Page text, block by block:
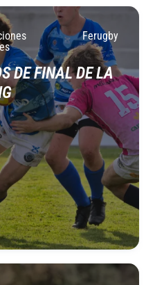
Ferugby
DE FINAL DE LA